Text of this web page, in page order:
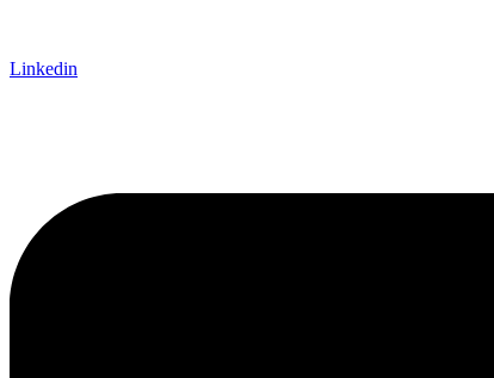
Linkedin